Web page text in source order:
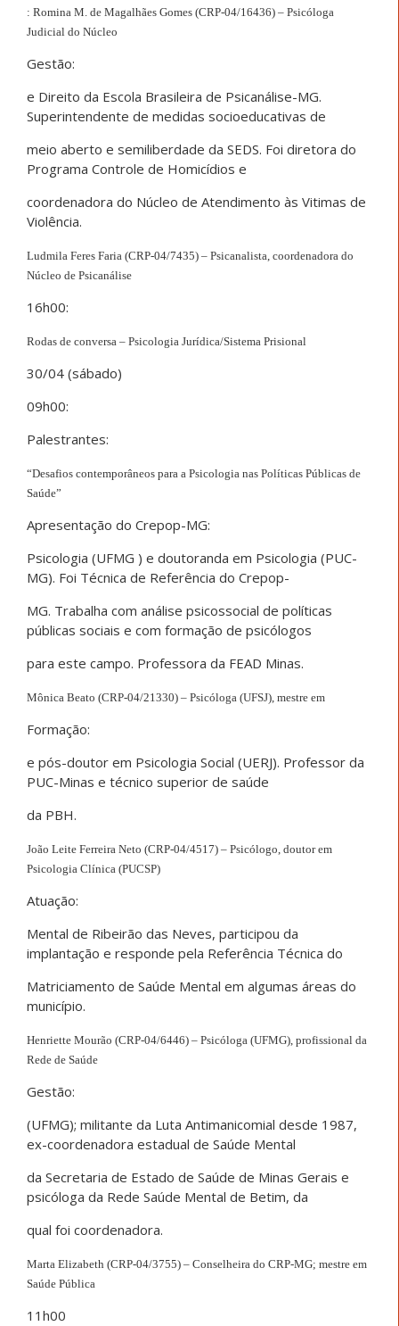
: Romina M. de Magalhães Gomes (CRP-04/16436) – Psicóloga
Judicial do Núcleo
Gestão:
e Direito da Escola Brasileira de Psicanálise-MG.
Superintendente de medidas socioeducativas de
meio aberto e semiliberdade da SEDS. Foi diretora do
Programa Controle de Homicídios e
coordenadora do Núcleo de Atendimento às Vitimas de
Violência.
Ludmila Feres Faria (CRP-04/7435) – Psicanalista, coordenadora do
Núcleo de Psicanálise
16h00:
Rodas de conversa – Psicologia Jurídica/Sistema Prisional
30/04 (sábado)
09h00:
Palestrantes:
“Desafios contemporâneos para a Psicologia nas Políticas Públicas de
Saúde”
Apresentação do Crepop-MG:
Psicologia (UFMG ) e doutoranda em Psicologia (PUC-
MG). Foi Técnica de Referência do Crepop-
MG. Trabalha com análise psicossocial de políticas
públicas sociais e com formação de psicólogos
para este campo. Professora da FEAD Minas.
Mônica Beato (CRP-04/21330) – Psicóloga (UFSJ), mestre em
Formação:
e pós-doutor em Psicologia Social (UERJ). Professor da
PUC-Minas e técnico superior de saúde
da PBH.
João Leite Ferreira Neto (CRP-04/4517) – Psicólogo, doutor em
Psicologia Clínica (PUCSP)
Atuação:
Mental de Ribeirão das Neves, participou da
implantação e responde pela Referência Técnica do
Matriciamento de Saúde Mental em algumas áreas do
município.
Henriette Mourão (CRP-04/6446) – Psicóloga (UFMG), profissional da
Rede de Saúde
Gestão:
(UFMG); militante da Luta Antimanicomial desde 1987,
ex-coordenadora estadual de Saúde Mental
da Secretaria de Estado de Saúde de Minas Gerais e
psicóloga da Rede Saúde Mental de Betim, da
qual foi coordenadora.
Marta Elizabeth (CRP-04/3755) – Conselheira do CRP-MG; mestre em
Saúde Pública
11h00